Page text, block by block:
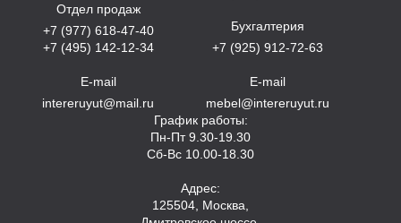
Отдел продаж
+7 (977) 618-47-40
+7 (495) 142-12-34
E-mail
intereruyut@mail.ru
Бухгалтерия
+7 (925) 912-72-63
E-mail
mebel@intereruyut.ru
График работы:
Пн-Пт 9.30-19.30
Сб-Вс 10.00-18.30
Адрес:
125504, Москва,